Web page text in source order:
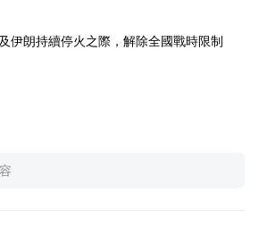
伊朗持續停火之際，解除全國戰時限制